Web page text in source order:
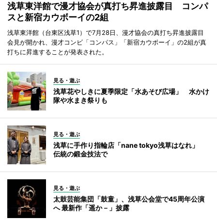
浅草東洋館で漫才協会が真打ち昇進披露目 コンパ
スと新宿カウボーイの2組
浅草東洋館（台東区浅草1）で7月28日、漫才協会の真打ち昇進披露目
会見が開かれ、漫才コンビ「コンパス」「新宿カウボーイ」の2組が真
打ちに昇進することが発表された。
見る・遊ぶ
浅草花やしきに夏季限定「水あそび広場」 水かけ
隊や水まき祭りも
見る・遊ぶ
浅草に手作り指輪店「nane tokyo浅草はなれ」
伝統の鍛金技法で
見る・遊ぶ
太鼓芸能集団「鼓童」、浅草公会堂で45周年公演
へ 最新作「遥か－」披露